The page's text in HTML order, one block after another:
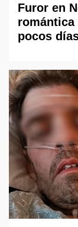
Furor en
romántica
pocos